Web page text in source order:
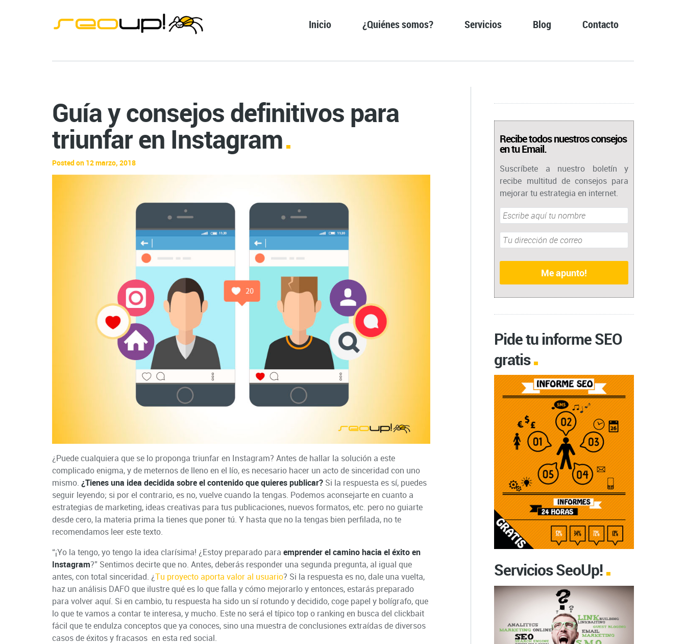
Inicio ¿Quiénes somos? Servicios Blog Contacto
Guía y consejos definitivos para
triunfar en Instagram
Posted on 12 marzo, 2018
¿Puede cualquiera que se lo proponga triunfar en Instagram? Antes de hallar la solución a este
complicado enigma, y de meternos de lleno en el lío, es necesario hacer un acto de sinceridad con uno
mismo. ¿Tienes una idea decidida sobre el contenido que quieres publicar? Si la respuesta es sí, puedes
seguir leyendo; si por el contrario, es no, vuelve cuando la tengas. Podemos aconsejarte en cuanto a
estrategias de marketing, ideas creativas para tus publicaciones, nuevos formatos, etc. pero no guiarte
desde cero, la materia prima la tienes que poner tú. Y hasta que no la tengas bien perfilada, no te
recomendamos leer este texto.
“¡Yo la tengo, yo tengo la idea clarísima! ¿Estoy preparado para emprender el camino hacia el éxito en
Instagram?” Sentimos decirte que no. Antes, deberás responder una segunda pregunta, al igual que
antes, con total sinceridad. ¿Tu proyecto aporta valor al usuario? Si la respuesta es no, dale una vuelta,
haz un análisis DAFO que ilustre qué es lo que falla y cómo mejorarlo y entonces, estarás preparado
para volver aquí. Si en cambio, tu respuesta ha sido un sí rotundo y decidido, coge papel y bolígrafo, que
lo que te vamos a contar te interesa, y mucho. Este no será el típico top o ranking en busca del clickbait
fácil que te endulza conceptos que ya conoces, sino una muestra de conclusiones extraídas de diversos
casos de éxitos y fracasos en esta red social.
Recibe todos nuestros consejos
en tu Email.
Suscríbete a nuestro boletín y
recibe multitud de consejos para
mejorar tu estrategia en internet.
Pide tu informe SEO
gratis
Servicios SeoUp!